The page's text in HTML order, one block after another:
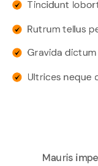
Tincidunt
Rutrum tellus
Gravida
Ultrices neque
Mauris